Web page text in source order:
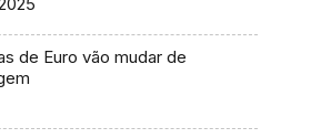
de Euro vão mudar de